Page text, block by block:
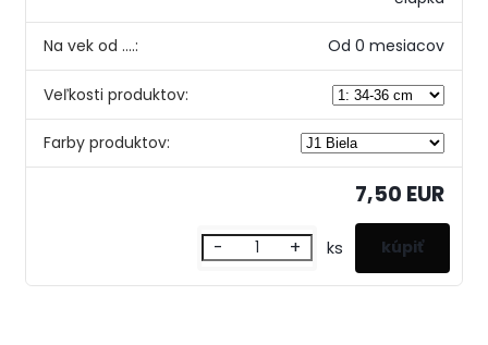
Na vek od ....: Od 0 mesiacov
Veľkosti produktov:
Farby produktov:
7,50 EUR
- + ks